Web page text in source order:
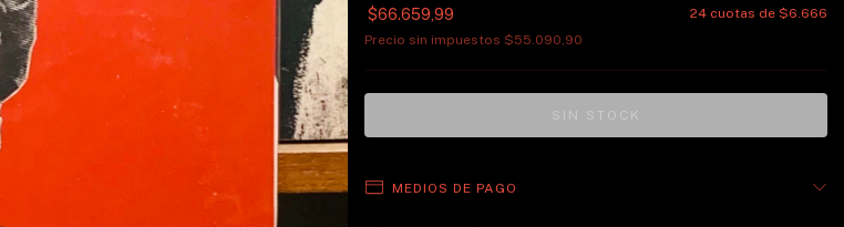
$66.659,99 24 cuotas de $6.666
Precio sin impuestos $55.090,90
MEDIOS DE PAGO